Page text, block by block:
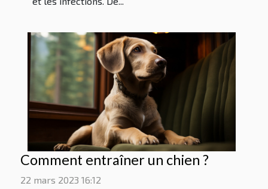
Comment entraîner un chien ?
22 mars 2023 16:12